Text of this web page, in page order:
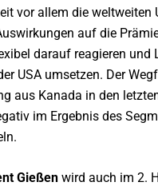
vor allem die weltweiten
auf die
darauf reagieren und
USA umsetzen. Der
aus Kanada in den
im Ergebnis des
Gießen wird auch im 2.